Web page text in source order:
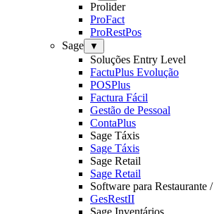
Prolider
ProFact
ProRestPos
Sage
▼
Soluções Entry Level
FactuPlus Evolução
POSPlus
Factura Fácil
Gestão de Pessoal
ContaPlus
Sage Táxis
Sage Táxis
Sage Retail
Sage Retail
Software para Restaurante
GesRestII
Sage Inventários